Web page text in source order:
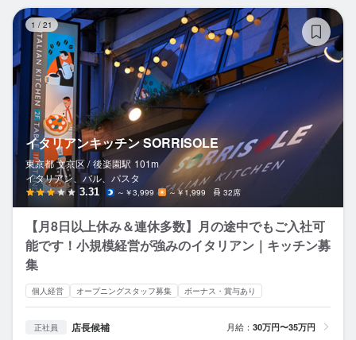
閲覧履歴
気になる求人
検索履歴・保存した条件
応募履歴
WEB履歴書
スカウト・メルマガ受信設定
ヘルプ・お問い合わせフォーム
掲載をご検討の店舗様へ
食べログ求人PRESS
1 / 21
イタリアンキッチン SORRISOLE
東京都 文京区 / 後楽園駅 101m
イタリアン、バル、パスタ
3.31 ～￥3,999 ～￥1,999 32席
【月8日以上休み＆連休多数】月の途中でもご入社可
能です！小規模経営が強みのイタリアン｜キッチン募
集
個人経営 オープニングスタッフ募集 ボーナス・賞与あり
正社員 店長候補 月給： 30万円〜35万円